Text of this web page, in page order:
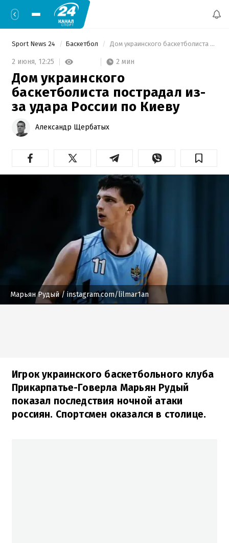
Sport News 24 Баскетбол Дом украинского баскетболиста пострадал из-за удара России по Киеву
2 июня, 12:25 2 мин
Дом украинского
баскетболиста пострадал из-
за удара России по Киеву
Александр Щербатых
Марьян Рудый/ instagram.com/lilmar1an
Игрок украинского баскетбольного клуба
Прикарпатье-Говерла Марьян Рудый
показал последствия ночной атаки
россиян. Спортсмен оказался в столице.